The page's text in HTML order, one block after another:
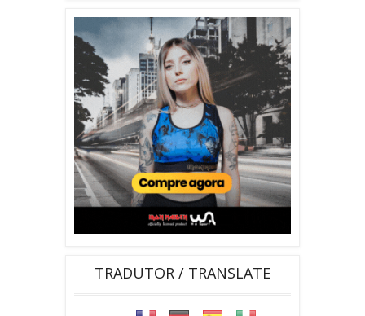
TRADUTOR / TRANSLATE